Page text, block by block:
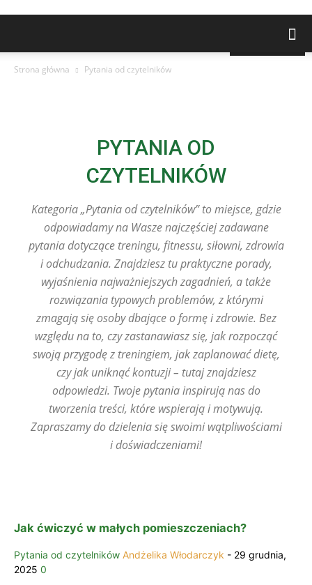
Strona główna Pytania od czytelników
PYTANIA OD
CZYTELNIKÓW
Kategoria „Pytania od czytelników” to miejsce, gdzie
odpowiadamy na Wasze najczęściej zadawane
pytania dotyczące treningu, fitnessu, siłowni, zdrowia
i odchudzania. Znajdziesz tu praktyczne porady,
wyjaśnienia najważniejszych zagadnień, a także
rozwiązania typowych problemów, z którymi
zmagają się osoby dbające o formę i zdrowie. Bez
względu na to, czy zastanawiasz się, jak rozpocząć
swoją przygodę z treningiem, jak zaplanować dietę,
czy jak uniknąć kontuzji – tutaj znajdziesz
odpowiedzi. Twoje pytania inspirują nas do
tworzenia treści, które wspierają i motywują.
Zapraszamy do dzielenia się swoimi wątpliwościami
i doświadczeniami!
Jak ćwiczyć w małych pomieszczeniach?
Pytania od czytelników Andżelika Włodarczyk - 29 grudnia,
2025 0